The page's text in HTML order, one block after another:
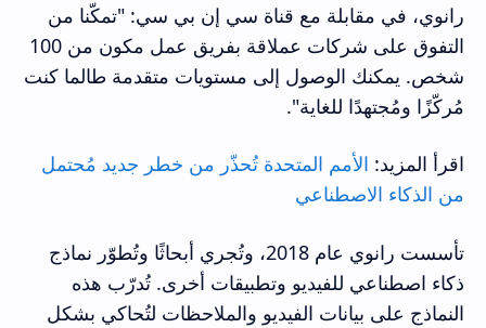
رانوي، في مقابلة مع قناة سي إن بي سي: "تمكّنا من
التفوق على شركات عملاقة بفريق عمل مكون من 100
شخص. يمكنك الوصول إلى مستويات متقدمة طالما كنت
مُركّزًا ومُجتهدًا للغاية".
اقرأ المزيد: الأمم المتحدة تُحذّر من خطر جديد مُحتمل
من الذكاء الاصطناعي
تأسست رانوي عام 2018، وتُجري أبحاثًا وتُطوّر نماذج
ذكاء اصطناعي للفيديو وتطبيقات أخرى. تُدرّب هذه
النماذج على بيانات الفيديو والملاحظات لتُحاكي بشكل